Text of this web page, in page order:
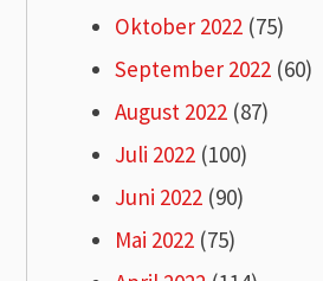
Oktober 2022 (75)
September 2022 (60)
August 2022 (87)
Juli 2022 (100)
Juni 2022 (90)
Mai 2022 (75)